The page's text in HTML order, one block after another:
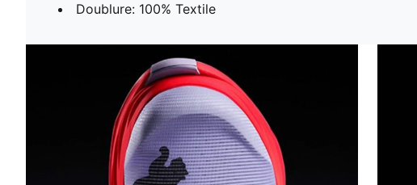
Doublure: 100% Textile